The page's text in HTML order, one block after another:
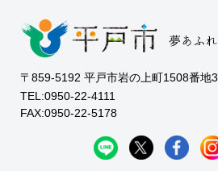
〒859-5192 平戸市岩の上町1508番地3
TEL:0950-22-4111
FAX:0950-22-5178